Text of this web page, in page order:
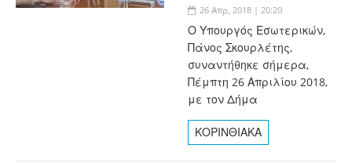
26 Απρ, 2018 | 20:20
Ο Υπουργός Εσωτερικών,
Πάνος Σκουρλέτης,
συναντήθηκε σήμερα,
Πέμπτη 26 Απριλίου 2018,
με τον Δήμα
ΚΟΡΙΝΘΙΑΚΑ